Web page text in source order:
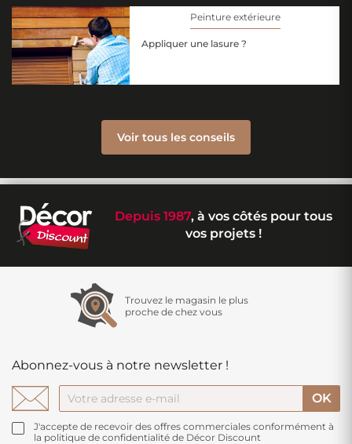
Peinture extérieure
Appliquer une lasure ?
Voir tous les conseils
Depuis 1987, à vos côtés pour tous
vos projets !
Trouvez le magasin le plus
proche de chez vous
Abonnez-vous à notre newsletter !
J'accepte de recevoir des offres commerciales conformément à
la politique de confidentialité de Décor Discount